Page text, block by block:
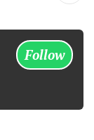
Follow